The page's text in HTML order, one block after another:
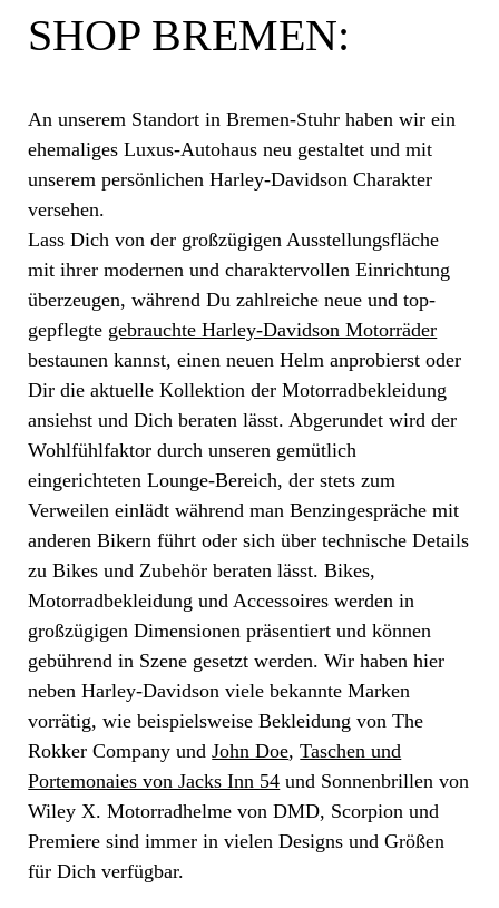
SHOP BREMEN:
An unserem Standort in Bremen-Stuhr haben wir ein
ehemaliges Luxus-Autohaus neu gestaltet und mit
unserem persönlichen Harley-Davidson Charakter
versehen.
Lass Dich von der großzügigen Ausstellungsfläche
mit ihrer modernen und charaktervollen Einrichtung
überzeugen, während Du zahlreiche neue und top-
gepflegte gebrauchte Harley-Davidson Motorräder
bestaunen kannst, einen neuen Helm anprobierst oder
Dir die aktuelle Kollektion der Motorradbekleidung
ansiehst und Dich beraten lässt. Abgerundet wird der
Wohlfühlfaktor durch unseren gemütlich
eingerichteten Lounge-Bereich, der stets zum
Verweilen einlädt während man Benzingespräche mit
anderen Bikern führt oder sich über technische Details
zu Bikes und Zubehör beraten lässt. Bikes,
Motorradbekleidung und Accessoires werden in
großzügigen Dimensionen präsentiert und können
gebührend in Szene gesetzt werden. Wir haben hier
neben Harley-Davidson viele bekannte Marken
vorrätig, wie beispielsweise Bekleidung von The
Rokker Company undJohn Doe,Taschen und
Portemonaies von Jacks Inn 54 und Sonnenbrillen von
Wiley X. Motorradhelme von DMD, Scorpion und
Premiere sind immer in vielen Designs und Größen
für Dich verfügbar.